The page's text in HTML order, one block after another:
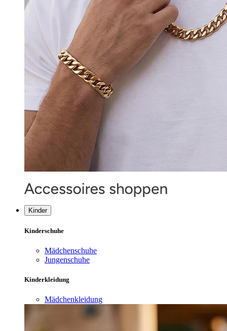
Kinder
Kinderschuhe
Mädchenschuhe
Jungenschuhe
Kinderkleidung
Mädchenkleidung